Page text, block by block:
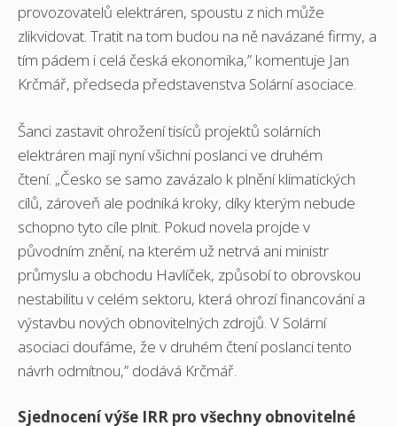
provozovatelů elektráren, spoustu z nich může
zlikvidovat. Tratit na tom budou na ně navázané firmy, a
tím pádem i celá česká ekonomika,” komentuje Jan
Krčmář, předseda představenstva Solární asociace.
Šanci zastavit ohrožení tisíců projektů solárních
elektráren mají nyní všichni poslanci ve druhém
čtení. „Česko se samo zavázalo k plnění klimatických
cílů, zároveň ale podniká kroky, díky kterým nebude
schopno tyto cíle plnit. Pokud novela projde v
původním znění, na kterém už netrvá ani ministr
průmyslu a obchodu Havlíček, způsobí to obrovskou
nestabilitu v celém sektoru, která ohrozí financování a
výstavbu nových obnovitelných zdrojů. V Solární
asociaci doufáme, že v druhém čtení poslanci tento
návrh odmítnou,” dodává Krčmář.
Sjednocení výše IRR pro všechny obnovitelné